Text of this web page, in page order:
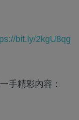
bit.ly/2kgU8qg
手精彩內容：